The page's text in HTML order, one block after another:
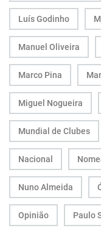
Luís Godinho
Manuel Oliveira
Marco Pina
Miguel Nogueira
Mundial de Clubes
Nacional
Nuno Almeida
Opinião Paulo